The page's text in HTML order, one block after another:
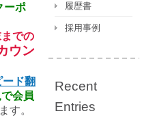
ーポ
での
ウン
ード翻
会員
す。
履歴書
採用事例
Recent
Entries